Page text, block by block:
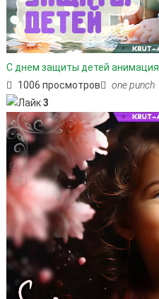
С днем защиты детей анимация
1006 просмотров
one punch
3